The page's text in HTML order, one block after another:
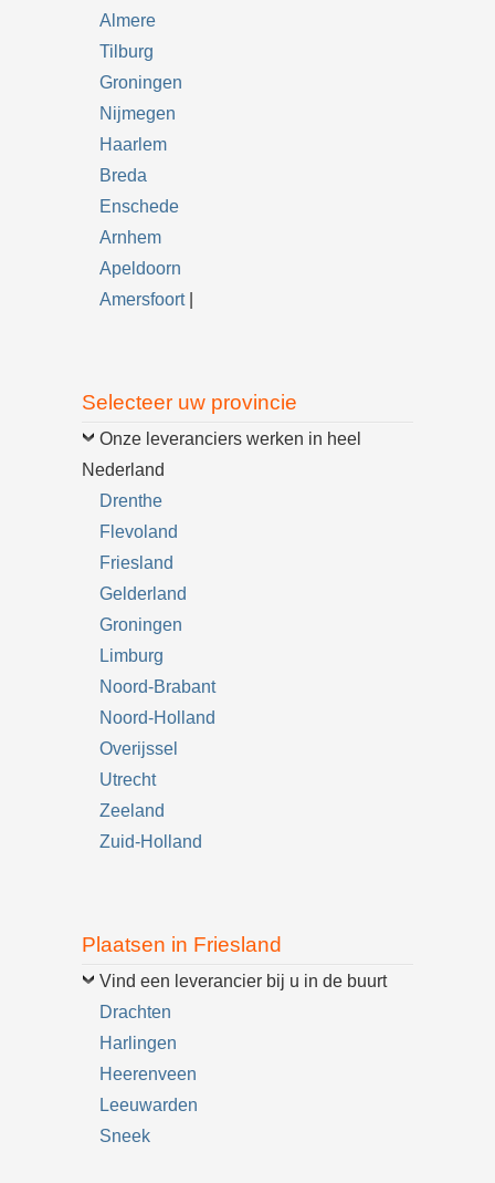
Almere
Tilburg
Groningen
Nijmegen
Haarlem
Breda
Enschede
Arnhem
Apeldoorn
Amersfoort|
Selecteer uw provincie
Onze leveranciers werken in heel
Nederland
Drenthe
Flevoland
Friesland
Gelderland
Groningen
Limburg
Noord-Brabant
Noord-Holland
Overijssel
Utrecht
Zeeland
Zuid-Holland
Plaatsen in Friesland
Vind een leverancier bij u in de buurt
Drachten
Harlingen
Heerenveen
Leeuwarden
Sneek